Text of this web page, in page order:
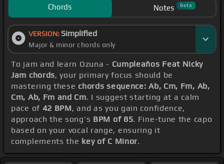
Chords Notes Beta
VERSION: Simplified
Major & minor chords only
To jam and learn Ozuna - Cumpleaños Feat Nicky
Jam chords, your primary focus should be
mastering these chords sequence: Ab, Cm, Fm, Ab,
Cm, Ab, Fm and Cm. I suggest starting at a calm
pace of 42 BPM, and as you gain confidence,
approach the song's BPM of 85. Fine-tune the capo
based on your vocal range, ensuring it
complements the key of C Minor.